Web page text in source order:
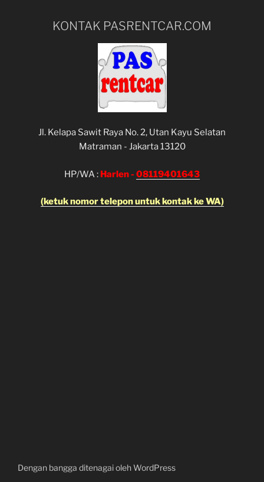
KONTAK PASRENTCAR.COM
Jl. Kelapa Sawit Raya No. 2, Utan Kayu Selatan
Matraman - Jakarta 13120
HP/WA : Harlen - 08119401643
(ketuk nomor telepon untuk kontak ke WA)
Dengan bangga ditenagai oleh WordPress